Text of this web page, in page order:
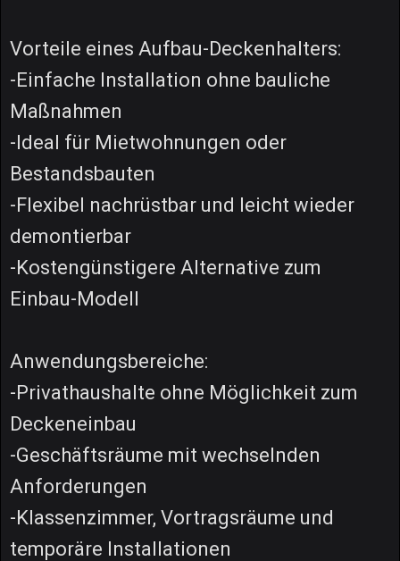
Vorteile eines Aufbau-Deckenhalters:
-Einfache Installation ohne bauliche
Maßnahmen
-Ideal für Mietwohnungen oder
Bestandsbauten
-Flexibel nachrüstbar und leicht wieder
demontierbar
-Kostengünstigere Alternative zum
Einbau-Modell
Anwendungsbereiche:
-Privathaushalte ohne Möglichkeit zum
Deckeneinbau
-Geschäftsräume mit wechselnden
Anforderungen
-Klassenzimmer, Vortragsräume und
temporäre Installationen